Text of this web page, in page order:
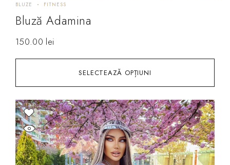
SELECTEAZĂ OPȚIUNI
BLUZE FITNESS
Bluză Adamina
150.00 lei